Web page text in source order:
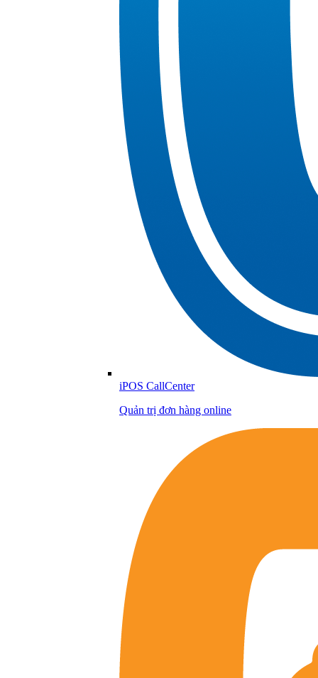
iPOS CallCenter
Quản trị đơn hàng online